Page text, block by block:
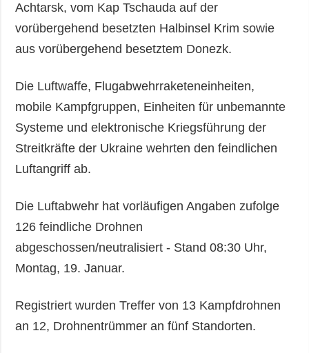
Achtarsk, vom Kap Tschauda auf der
vorübergehend besetzten Halbinsel Krim sowie
aus vorübergehend besetztem Donezk.
Die Luftwaffe, Flugabwehrraketeneinheiten,
mobile Kampfgruppen, Einheiten für unbemannte
Systeme und elektronische Kriegsführung der
Streitkräfte der Ukraine wehrten den feindlichen
Luftangriff ab.
Die Luftabwehr hat vorläufigen Angaben zufolge
126 feindliche Drohnen
abgeschossen/neutralisiert - Stand 08:30 Uhr,
Montag, 19. Januar.
Registriert wurden Treffer von 13 Kampfdrohnen
an 12, Drohnentrümmer an fünf Standorten.